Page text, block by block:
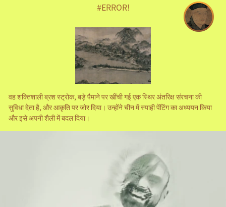
#ERROR!
वह शक्तिशाली ब्रश स्ट्रोक, बड़े पैमाने पर खींची गई एक स्थिर अंतरिक्ष संरचना की
सुविधा देता है, और आकृति पर जोर दिया। उन्होंने चीन में स्याही पेंटिंग का अध्ययन किया
और इसे अपनी शैली में बदल दिया।